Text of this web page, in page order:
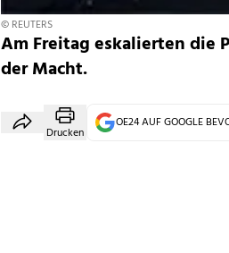
© REUTERS
Am Freitag eskalierten die
der Macht.
Drucken
OE24 AUF GOOGLE